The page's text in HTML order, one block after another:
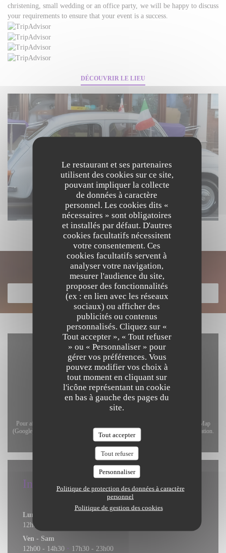
Le restaurant et ses partenaires
utilisent des cookies sur ce site,
pouvant impliquer la collecte
de données à caractère
personnel. Les cookies dits «
nécessaires » sont obligatoires
et installés par défaut. D'autres
cookies facultatifs nécessitent
votre consentement. Ces
cookies facultatifs servent à
analyser votre navigation,
mesurer l'audience du site,
proposer des fonctionnalités
(ex : en lien avec les réseaux
sociaux) ou afficher des
publicités ou contenus
personnalisés. Cliquez sur «
Tout accepter », « Tout refuser
» ou « Personnaliser » pour
gérer vos préférences. Vous
pouvez modifier vos choix à
tout moment en cliquant sur
l'icône représentant un cookie
en bas à gauche des pages du
site.
Tout accepter
Tout refuser
Personnaliser
Politique de protection des données à caractère
personnel
Politique de gestion des cookies
christening, small wedding or an office party, we will be happy to discuss
your requirements to ensure that your event is a success.
DÉCOUVRIR LE LIEU
Découvrir notre carte
DÉCOUVRIR NOTRE CARTE
Pour afficher la carte interactive Waze, vous devez accepter les cookies Waze Map
(Google). Ces cookies peuvent collecter des données de navigation et de localisation.
Autoriser
Infos pratiques
Horaires
Lun
12h00 - 14h30
Ven - Sam
12h00 - 14h30 •
17h30 - 23h00